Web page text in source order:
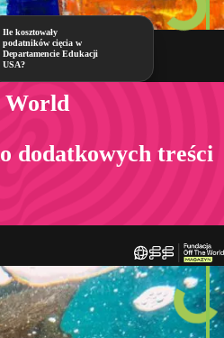
Ile kosztowały
podatników cięcia w
Departamencie Edukacji
USA?
World
dodatkowych treści